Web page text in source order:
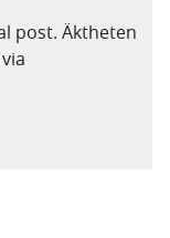
post. Äktheten